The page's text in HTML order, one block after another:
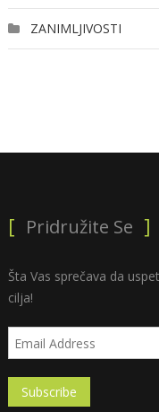
ZANIMLJIVOSTI
Pridružite Se
Šta Vas sprečava da
cilja!